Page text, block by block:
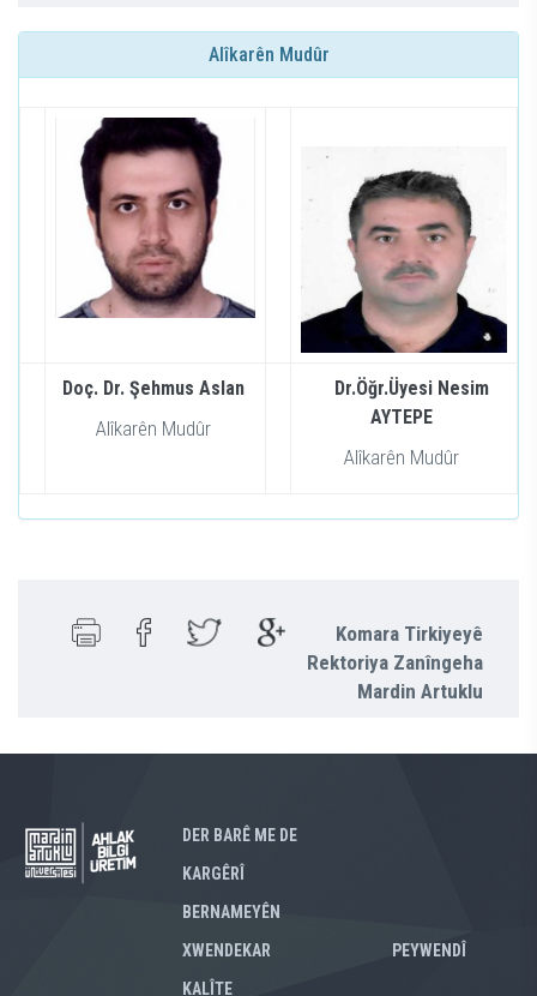
Alîkarên Mudûr
Doç. Dr. Şehmus Aslan
Alîkarên Mudûr
Dr.Öğr.Üyesi Nesim
AYTEPE
Alîkarên Mudûr
Komara Tirkiyeyê
Rektoriya Zanîngeha
Mardin Artuklu
DER BARÊ ME DE
KARGÊRÎ
BERNAMEYÊN
XWENDEKAR
KALÎTE
PEYWENDÎ